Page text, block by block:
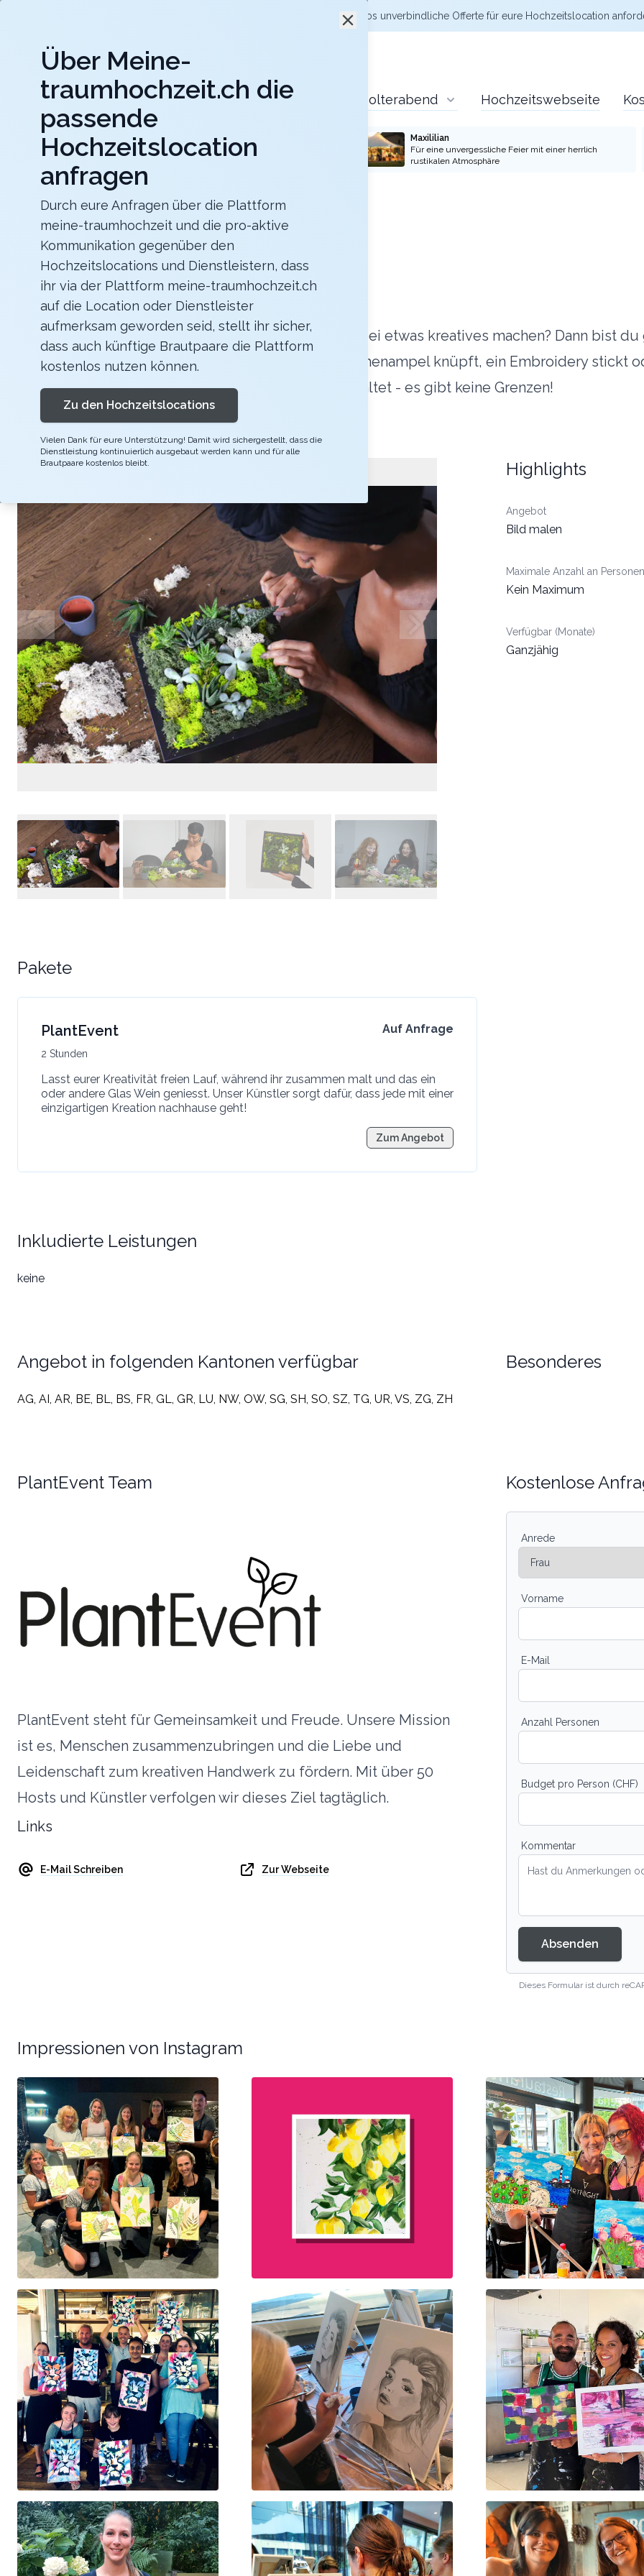
Jetzt kostenlos unverbindliche Offertefür eure Hochzeitslocation
meine-traumhochzeit.ch
Hochzeitslocations Hochzeitsdienstleister Polterabend Hochzeitswebseite
ART DECO HOTEL MONTANA
Für eure Hochzeit mit einmaligem Blick auf den
Maxililian
Für eine unvergessliche Feier mit einer herrlich
rustikalen Atmosphäre
Zurück zur Suche
PlantEvent
4.8
Bild malen
Unterhaltung
AG
LupfigMerkliste Link teilen
Endlich mal wieder mit den Kollegen feiern, und dabei etwas kreatives machen? Dann bist
Garantiert! Die Qual der Wahl! Ob ihr lieber eine Blumenampel knüpft, ein Embroidery stickt
Garten mit einer sukkulenten-Landschaft darin gestaltet - es gibt keine Grenzen!
Highlights
Angebot
Bild malen
Maximale Anzahl an Personen
Kein Maximum
Verfügbar (Monate)
Ganzjähig
Pakete
PlantEvent Auf Anfrage
2 Stunden
Lasst eurer Kreativität freien Lauf, während ihr zusammen malt und das ein
oder andere Glas Wein geniesst. Unser Künstler sorgt dafür, dass jede mit einer
einzigartigen Kreation nachhause geht!
Zum Angebot
Inkludierte Leistungen
keine
Angebot in folgenden Kantonen verfügbar
AG, AI, AR, BE, BL, BS, FR, GL, GR, LU, NW, OW, SG, SH, SO, SZ, TG, UR, VS, ZG, ZH
Besonderes
PlantEvent Team
PlantEvent steht für Gemeinsamkeit und Freude. Unsere Mission
ist es, Menschen zusammenzubringen und die Liebe und
Leidenschaft zum kreativen Handwerk zu fördern. Mit über 50
Hosts und Künstler verfolgen wir dieses Ziel tagtäglich.
Links
E-Mail Schreiben Zur Webseite
Kostenlose
Anrede
Vorname
E-Mail
Anzahl Personen
Budget pro Person (CHF)
Kommentar
Absenden
Dieses Formular ist durch
Impressionen von Instagram
Über Meine-
traumhochzeit.ch die
passende
Hochzeitslocation
anfragen
Durch eure Anfragen über die Plattform
meine-traumhochzeit und die pro-aktive
Kommunikation gegenüber den
Hochzeitslocations und Dienstleistern, dass
ihr via der Plattform meine-traumhochzeit.ch
auf die Location oder Dienstleister
aufmerksam geworden seid, stellt ihr sicher,
dass auch künftige Brautpaare die Plattform
kostenlos nutzen können.
Zu den Hochzeitslocations
Vielen Dank für eure Unterstützung! Damit wird sichergestellt, dass die
Dienstleistung kontinuierlich ausgebaut werden kann und für alle
Brautpaare kostenlos bleibt.